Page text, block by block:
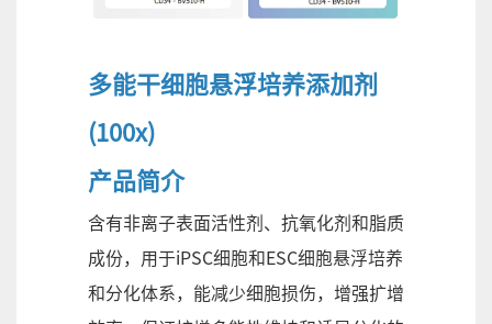
多能干细胞悬浮培养添加剂
(100x)
产品简介
含有非离子表面活性剂、抗氧化剂和脂质
成份，用于iPSC细胞和ESC细胞悬浮培养
和分化体系，能减少细胞损伤，增强扩增